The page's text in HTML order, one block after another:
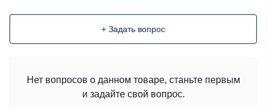
+ Задать вопрос
Нет вопросов о данном товаре, станьте первым
и задайте свой вопрос.